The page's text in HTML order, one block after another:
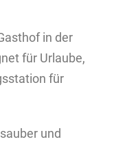
in der
für Urlaube,
für
und